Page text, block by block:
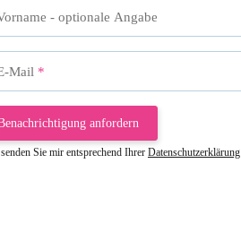
- optionale Angabe
Mail
anfordern
Sie mir entsprechend Ihrer Datenschutzerklärung